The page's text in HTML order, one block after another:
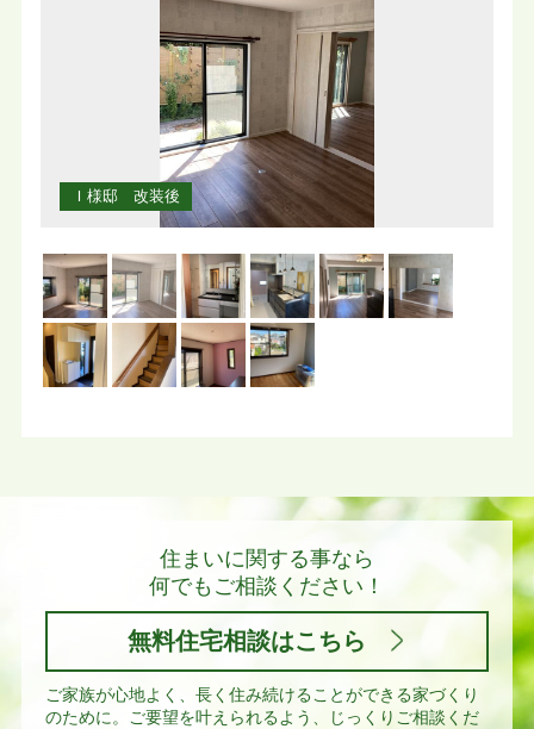
Ｉ様邸 改装後
住まいに関する事なら
何でもご相談ください！
無料住宅相談はこちら
ご家族が心地よく、長く住み続けることができる家づくり
のために。
ご要望を叶えられるよう、じっくりご相談くだ